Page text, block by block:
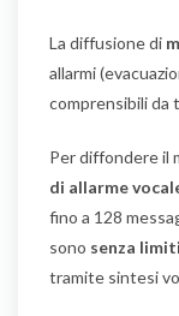
La diffusione di
allarmi
comprensibili da
Per diffondere il
di allarme
fino a 128
sono senza
tramite sintesi